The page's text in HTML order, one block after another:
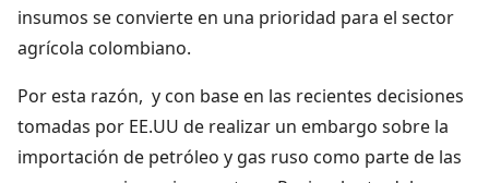
insumos se convierte en una prioridad para el sector
agrícola colombiano.
Por esta razón, y con base en las recientes decisiones
tomadas por EE.UU de realizar un embargo sobre la
importación de petróleo y gas ruso como parte de las